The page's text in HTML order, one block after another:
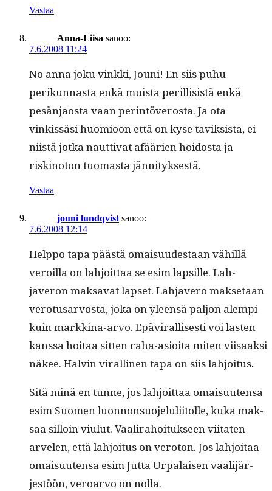
Vastaa
Anna-Liisa sanoo:
7.6.2008 11:24
No anna joku vink­ki, Jouni! En siis puhu
perikun­nas­ta enkä muista per­il­li­sistä enkä
pesän­jaos­ta vaan per­in­töveros­ta. Ja ota
vinkissäsi huomioon että on kyse taviksista, ei
niistä jot­ka naut­ti­vat afäärien hoi­dos­ta ja
riskino­ton tuo­mas­ta jännityksestä.
Vastaa
jouni lundqvist sanoo:
7.6.2008 12:14
Help­po tapa päästä omaisu­ud­estaan vähillä
veroil­la on lahjoit­taa se esim lap­sille. Lah­
javeron mak­sa­vat lapset. Lah­javero mak­se­taan
vero­tusar­vos­ta, joka on yleen­sä paljon alem­pi
kuin markki­na-arvo. Epävi­ral­lis­es­ti voi las­ten
kanssa hoitaa sit­ten raha-asioi­ta miten viisaak­si
näkee. Halvin viralli­nen tapa on siis lahjoitus.
Sitä minä en tunne, jos lahjoit­taa omaisuuten­sa
esim Suomen luon­non­suo­jeluli­itolle, kuka mak­
saa sil­loin viu­lut. Vaali­ra­hoituk­seen viitat­en
arve­len, että lahjoi­tus on vero­ton. Jos lahjoitaa
omaisuuten­sa esim Jut­ta Urpalaisen vaal­i­jär­
jestöön, veroar­vo on nolla.